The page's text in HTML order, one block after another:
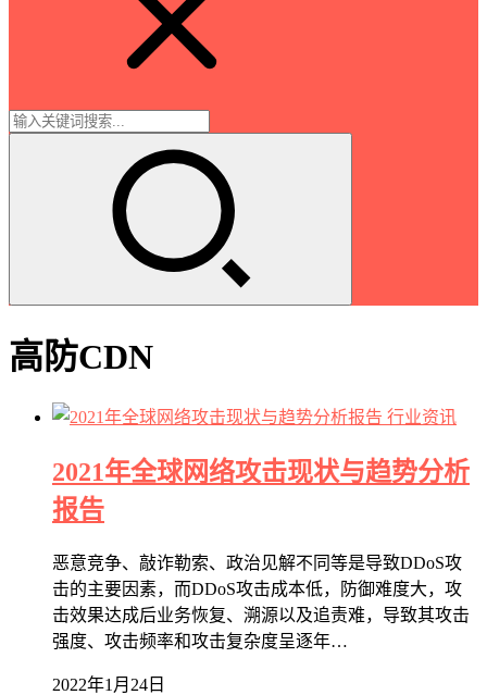
高防CDN
行业资讯
2021年全球网络攻击现状与趋势分析
报告
恶意竞争、敲诈勒索、政治见解不同等是导致DDoS攻
击的主要因素，而DDoS攻击成本低，防御难度大，攻
击效果达成后业务恢复、溯源以及追责难，导致其攻击
强度、攻击频率和攻击复杂度呈逐年…
2022年1月24日